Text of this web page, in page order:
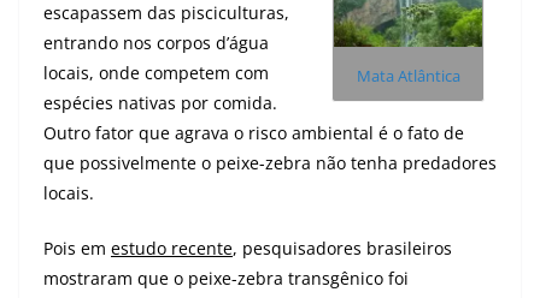
Mata Atlântica
escapassem das pisciculturas,
entrando nos corpos d’água
locais, onde competem com
espécies nativas por comida.
Outro fator que agrava o risco ambiental é o fato de
que possivelmente o peixe-zebra não tenha predadores
locais.
Pois em estudo recente, pesquisadores brasileiros
mostraram que o peixe-zebra transgênico foi